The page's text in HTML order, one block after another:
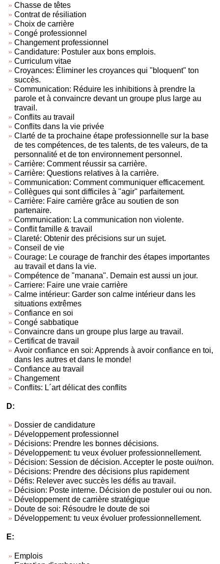
Chasse de têtes
Contrat de résiliation
Choix de carrière
Congé professionnel
Changement professionnel
Candidature: Postuler aux bons emplois.
Curriculum vitae
Croyances: Éliminer les croyances qui "bloquent" ton
succès.
Communication: Réduire les inhibitions à prendre la
parole et à convaincre devant un groupe plus large au
travail.
Conflits au travail
Conflits dans la vie privée
Clarté de ta prochaine étape professionnelle sur la base
de tes compétences, de tes talents, de tes valeurs, de ta
personnalité et de ton environnement personnel.
Carrière: Comment réussir sa carrière.
Carrière: Questions relatives à la carrière.
Communication: Comment communiquer efficacement.
Collègues qui sont difficiles à "agir" parfaitement.
Carrière: Faire carrière grâce au soutien de son
partenaire.
Communication: La communication non violente.
Conflit famille & travail
Clareté: Obtenir des précisions sur un sujet.
Conseil de vie
Courage: Le courage de franchir des étapes importantes
au travail et dans la vie.
Compétence de "manana". Demain est aussi un jour.
Carriere: Faire une vraie carrière
Calme intérieur: Garder son calme intérieur dans les
situations extrêmes
Confiance en soi
Congé sabbatique
Convaincre dans un groupe plus large au travail.
Certificat de travail
Avoir confiance en soi: Apprends à avoir confiance en toi,
dans les autres et dans le monde!
Confiance au travail
Changement
Conflits: L´art délicat des conflits
D:
Dossier de candidature
Développement professionnel
Décisions: Prendre les bonnes décisions.
Développement: tu veux évoluer professionnellement.
Décision: Session de décision. Accepter le poste oui/non.
Décisions: Prendre des décisions plus rapidement
Défis: Relever avec succès les défis au travail.
Décision: Poste interne. Décision de postuler oui ou non.
Développement de carrière stratégique
Doute de soi: Résoudre le doute de soi
Développement: tu veux évoluer professionnellement.
E:
Emplois